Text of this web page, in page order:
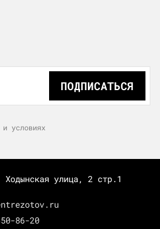
ПОДПИСАТЬСЯ
условиях
Ходынская улица, 2 стр.1
86-20